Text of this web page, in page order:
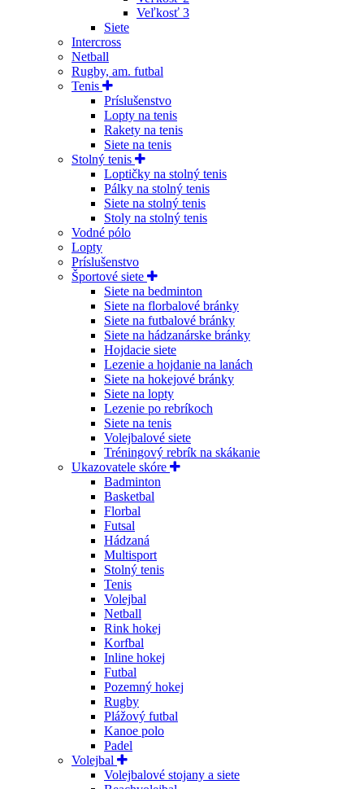
Veľkosť 3
Siete
Intercross
Netball
Rugby, am. futbal
Tenis
Príslušenstvo
Lopty na tenis
Rakety na tenis
Siete na tenis
Stolný tenis
Loptičky na stolný tenis
Pálky na stolný tenis
Siete na stolný tenis
Stoly na stolný tenis
Vodné pólo
Lopty
Príslušenstvo
Športové siete
Siete na bedminton
Siete na florbalové bránky
Siete na futbalové bránky
Siete na hádzanárske bránky
Hojdacie siete
Lezenie a hojdanie na lanách
Siete na hokejové bránky
Siete na lopty
Lezenie po rebríkoch
Siete na tenis
Volejbalové siete
Tréningový rebrík na skákanie
Ukazovatele skóre
Badminton
Basketbal
Florbal
Futsal
Hádzaná
Multisport
Stolný tenis
Tenis
Volejbal
Netball
Rink hokej
Korfbal
Inline hokej
Futbal
Pozemný hokej
Rugby
Plážový futbal
Kanoe polo
Padel
Volejbal
Volejbalové stojany a siete